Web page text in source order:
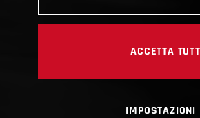
ACCETTA
IMPOSTAZIONI